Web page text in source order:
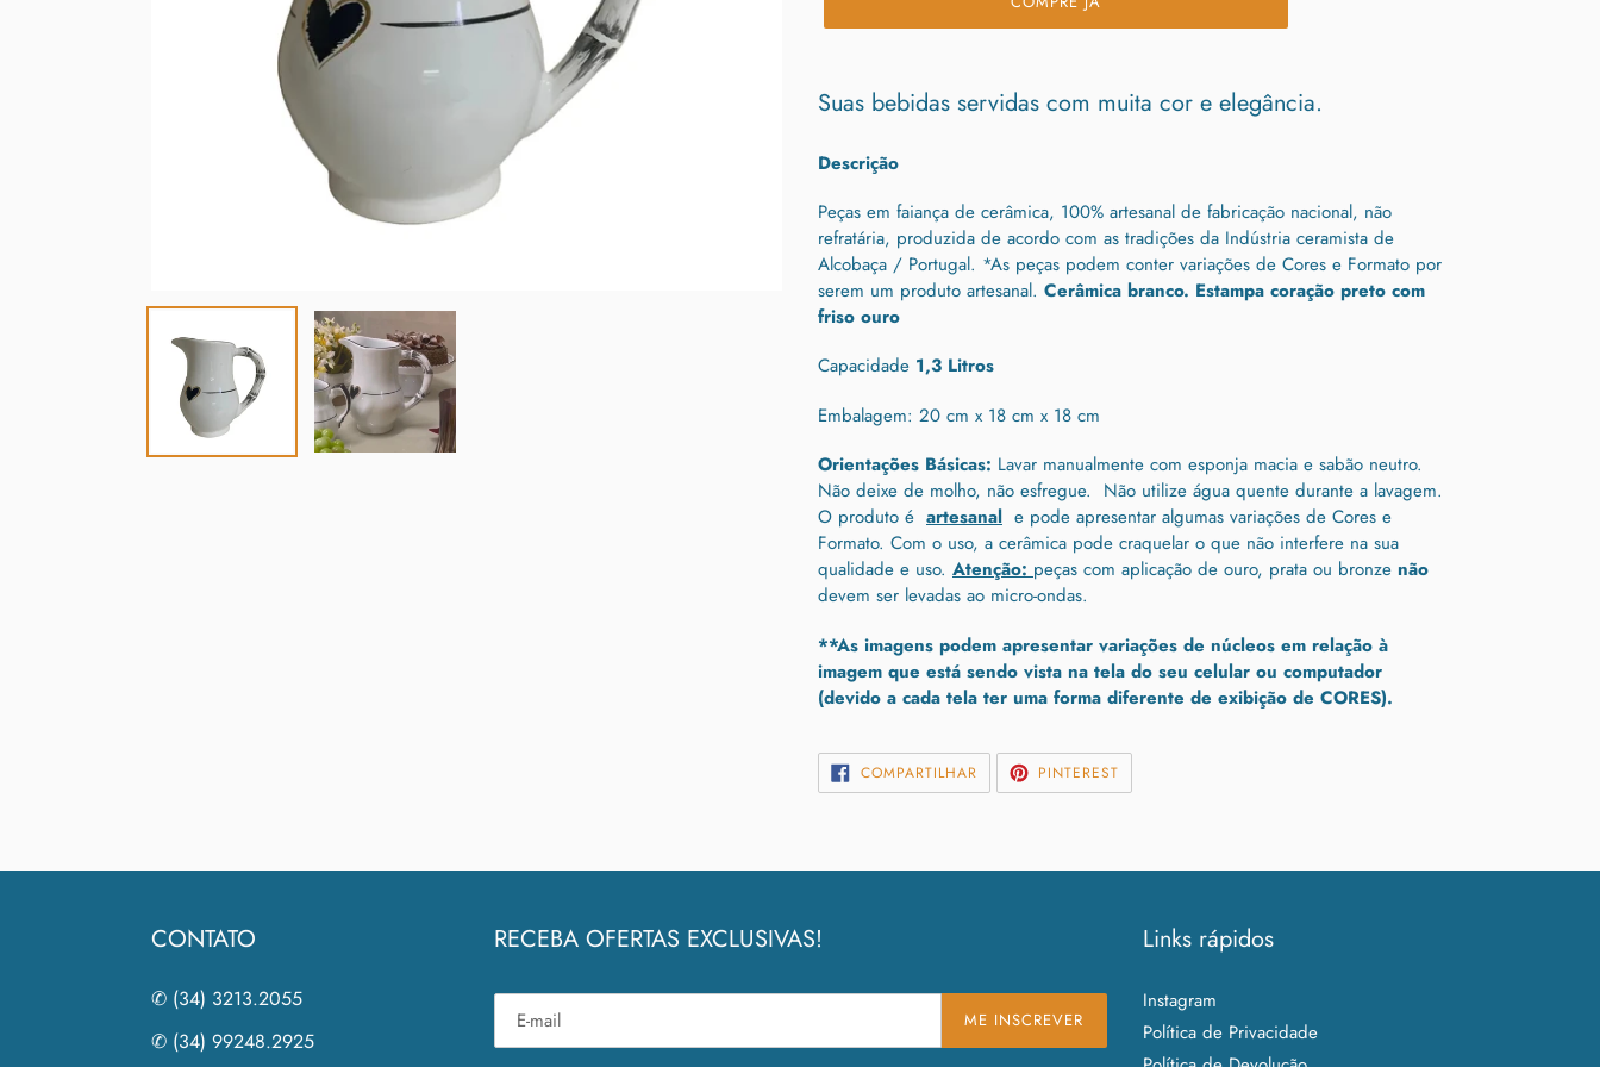
o
produto
seu
Suas bebidas servidas com muita cor e elegância.
Descrição
Peças em faiança de cerâmica, 100% artesanal de fabricação nacional, não
refratária, produzida de acordo com as tradições da Indústria ceramista de
Alcobaça / Portugal. *As peças podem conter variações de Cores e Formato por
serem um produto artesanal. Cerâmica branco. Estampa coração preto com
friso ouro
Capacidade 1,3 Litros
Embalagem: 20 cm x 18 cm x 18 cm
Orientações Básicas: Lavar manualmente com esponja macia e sabão neutro.
Não deixe de molho, não esfregue. Não utilize água quente durante a lavagem.
O produto é artesanal e pode apresentar algumas variações de Cores e
Formato. Com o uso, a cerâmica pode craquelar o que não interfere na sua
qualidade e uso. Atenção: peças com aplicação de ouro, prata ou bronze não
devem ser levadas ao micro-ondas.
**As imagens podem apresentar variações de núcleos em relação à
imagem que está sendo vista na tela do seu celular ou computador
(devido a cada tela ter uma forma diferente de exibição de CORES).
COMPARTILHAR COMPARTILHAR
NO
FACEBOOK
PINTEREST
PIN
CONTATO
✆ (34) 3213.2055
✆ (34) 99248.2925
RECEBA OFERTAS EXCLUSIVAS!
ME INSCREVER
Links rápidos
Instagram
Política de Privacidade